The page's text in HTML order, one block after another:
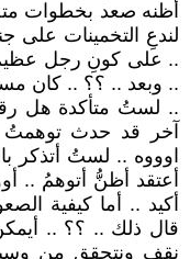
أظنه صعد بخطوات
لندعِ التخمينات
.. على كونِ رجل عظيم
.. وبعد .. ؟؟ .. كان
.. لستُ متأكدة هل
آخر قد حدث
اوووه .. لستُ أتذكر
أعتقد أظنُّ أتوهمُ ..
أكيد .. أما كيفية
قال ذلك .. ؟؟ ..
نقف ونتحقق من